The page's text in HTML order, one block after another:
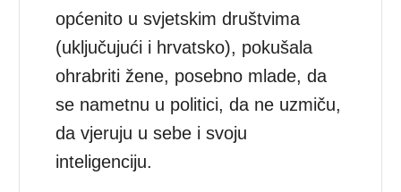
općenito u svjetskim društvima
(uključujući i hrvatsko), pokušala
ohrabriti žene, posebno mlade, da
se nametnu u politici, da ne uzmiču,
da vjeruju u sebe i svoju
inteligenciju.